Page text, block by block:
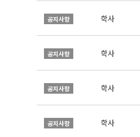
공지사항 학사
공지사항 학사
공지사항 학사
공지사항 학사